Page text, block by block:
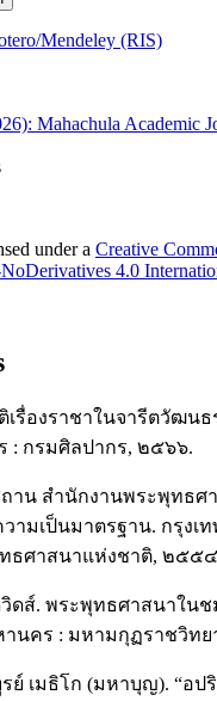
Mendeley (RIS)
Mahachula Academic
under a Creative
4.0
เรื่องราชาในจารีตวัฒนธ
: กรมศิลปากร, ๒๕๖๖.
าน สำนักงานพระพุทธศ
ามเป็นมาตรฐาน. กรุงเ
ธศาสนาแห่งชาติ, ๒๕๕
วิดส์. พระพุทธศาสนาใน
านคร : มหามกุฏราชวิท
ย์ เมธิโก (มหาบุญ). “อป